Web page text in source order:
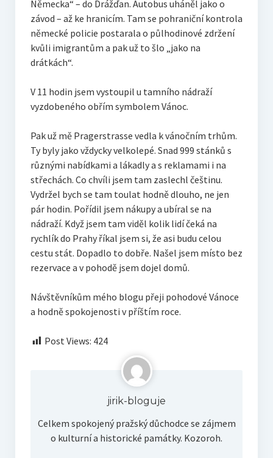
Německa“ – do Drážďan. Autobus uháněl jako o
závod – až ke hranicím. Tam se pohraniční kontrola
německé policie postarala o půlhodinové zdržení
kvůli imigrantům a pak už to šlo „jako na
drátkách“.
V 11 hodin jsem vystoupil u tamního nádraží
vyzdobeného obřím symbolem Vánoc.
Pak už mě Pragerstrasse vedla k vánočním trhům.
Ty byly jako vždycky velkolepé. Snad 999 stánků s
různými nabídkami a lákadly a s reklamami i na
střechách. Co chvíli jsem tam zaslechl češtinu.
Vydržel bych se tam toulat hodně dlouho, ne jen
pár hodin. Pořídil jsem nákupy a ubíral se na
nádraží. Když jsem tam viděl kolik lidí čeká na
rychlík do Prahy říkal jsem si, že asi budu celou
cestu stát. Dopadlo to dobře. Našel jsem místo bez
rezervace a v pohodě jsem dojel domů.
Návštěvníkům mého blogu přeji pohodové Vánoce
a hodně spokojenosti v příštím roce.
Post Views: 424
jirik-bloguje
Celkem spokojený pražský důchodce se zájmem
o kulturní a historické památky. Kozoroh.